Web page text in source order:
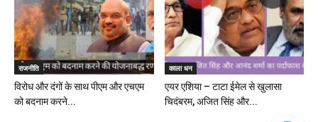
राजनीति
विरोध और दंगों के साथ पीएम और एचएम
को बदनाम करने...
काला धन
एयर एशिया – टाटा ईमेल से खुलासा
चिदंबरम, अजित सिंह और...